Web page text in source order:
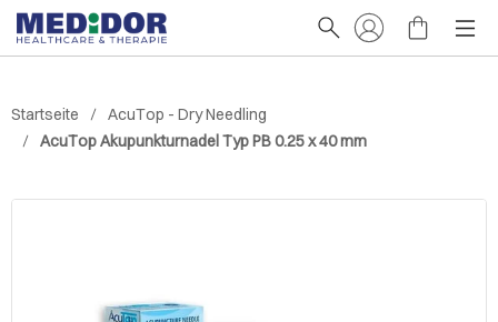
Startseite
AcuTop - Dry Needling
AcuTop Akupunkturnadel Typ PB 0.25 x 40 mm